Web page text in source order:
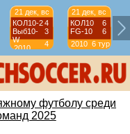
21 дек, вс
КОЛ10-24
Выб10-
W
3
2010
4
тур
21 дек, вс
КОЛ10
6
FG-10
6
2010 6 тур
футболу среди
2025